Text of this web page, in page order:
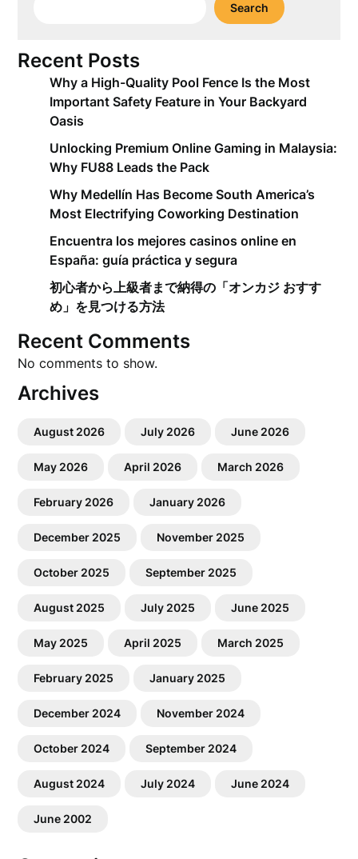
Search
Recent Posts
Why a High-Quality Pool Fence Is the Most
Important Safety Feature in Your Backyard
Oasis
Unlocking Premium Online Gaming in Malaysia:
Why FU88 Leads the Pack
Why Medellín Has Become South America’s
Most Electrifying Coworking Destination
Encuentra los mejores casinos online en
España: guía práctica y segura
初心者から上級者まで納得の「オンカジ おすす
め」を見つける方法
Recent Comments
No comments to show.
Archives
August 2026 July 2026 June 2026
May 2026 April 2026 March 2026
February 2026 January 2026
December 2025 November 2025
October 2025 September 2025
August 2025 July 2025 June 2025
May 2025 April 2025 March 2025
February 2025 January 2025
December 2024 November 2024
October 2024 September 2024
August 2024 July 2024 June 2024
June 2002